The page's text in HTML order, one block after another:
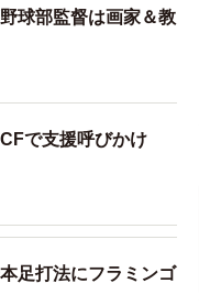
球部監督は画家＆教
で支援呼びかけ
足打法にフラミンゴ